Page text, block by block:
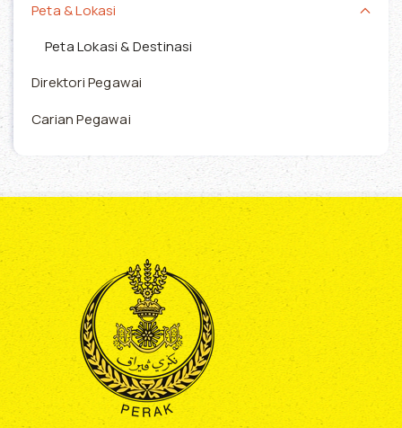
Peta & Lokasi
Peta Lokasi & Destinasi
Direktori Pegawai
Carian Pegawai